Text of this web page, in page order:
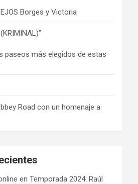
Borges y Victoria
paseos más elegidos de estas
Road con un homenaje a
enTemporada 2024: Raúl